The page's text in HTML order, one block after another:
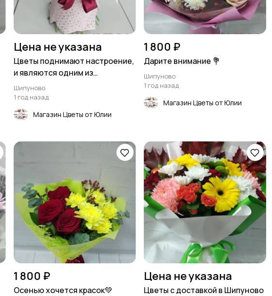
Цена не указана
Цветы поднимают настроение,
и являются одним из
элементов счастья
Шипуново
1 год назад
Магазин Цветы от Юлии
1 800 ₽
Дарите внимание 💐
Шипуново
1 год назад
Магазин Цветы от Юлии
1 800 ₽
Осенью хочется красок💚
Цена не указана
Цветы с доставкой в Шипуново